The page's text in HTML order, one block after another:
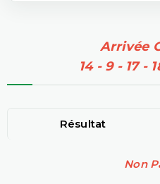
Arrivée
14 - 9 - 17 -
Résultat
Non